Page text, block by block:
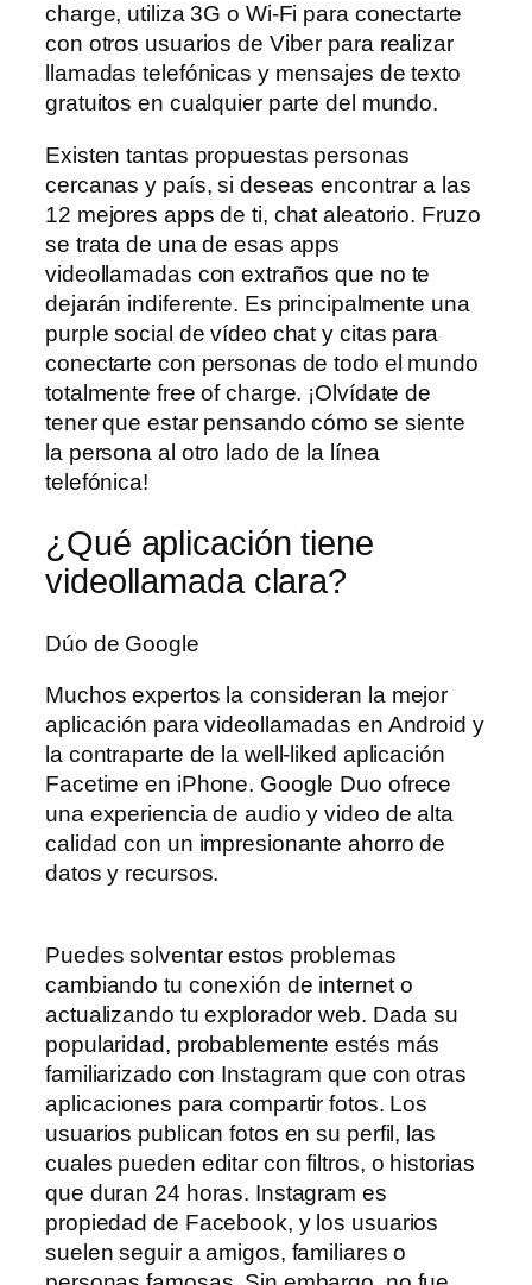
charge, utiliza 3G o Wi-Fi para conectarte
con otros usuarios de Viber para realizar
llamadas telefónicas y mensajes de texto
gratuitos en cualquier parte del mundo.
Existen tantas propuestas personas
cercanas y país, si deseas encontrar a las
12 mejores apps de ti, chat aleatorio. Fruzo
se trata de una de esas apps
videollamadas con extraños que no te
dejarán indiferente. Es principalmente una
purple social de vídeo chat y citas para
conectarte con personas de todo el mundo
totalmente free of charge. ¡Olvídate de
tener que estar pensando cómo se siente
la persona al otro lado de la línea
telefónica!
¿Qué aplicación tiene
videollamada clara?
Dúo de Google
Muchos expertos la consideran la mejor
aplicación para videollamadas en Android y
la contraparte de la well-liked aplicación
Facetime en iPhone. Google Duo ofrece
una experiencia de audio y video de alta
calidad con un impresionante ahorro de
datos y recursos.
Puedes solventar estos problemas
cambiando tu conexión de internet o
actualizando tu explorador web. Dada su
popularidad, probablemente estés más
familiarizado con Instagram que con otras
aplicaciones para compartir fotos. Los
usuarios publican fotos en su perfil, las
cuales pueden editar con filtros, o historias
que duran 24 horas. Instagram es
propiedad de Facebook, y los usuarios
suelen seguir a amigos, familiares o